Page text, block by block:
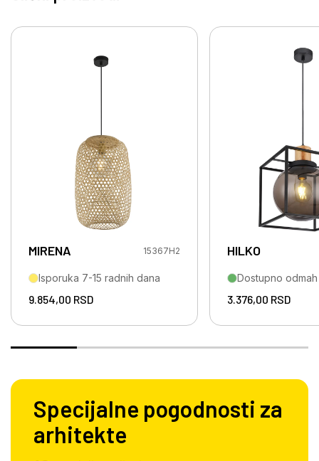
MIRENA 15367H2
Isporuka 7-15 radnih dana
9.854,00 RSD
HILKO
Dostupno odmah
3.376,00 RSD
Specijalne pogodnosti za
arhitekte